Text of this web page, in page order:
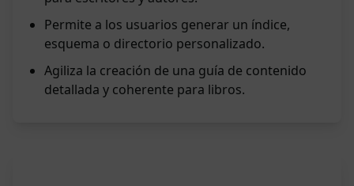
Permite a los usuarios generar un índice,
esquema o directorio personalizado.
Agiliza la creación de una guía de contenido
detallada y coherente para libros.